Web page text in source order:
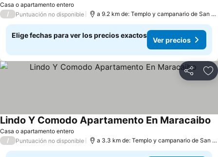
Casa o apartamento entero
/ Puntuación no disponible a 9.2 km de: Templo y campanario de San Francisco de Asís
Elige fechas para ver los precios exactos
Ver precios
Compartir
Casa o apartamento entero
Lindo Y Comodo Apartamento En Maracaibo
/ Puntuación no disponible a 3.3 km de: Templo y campanario de San Francisco de Asís